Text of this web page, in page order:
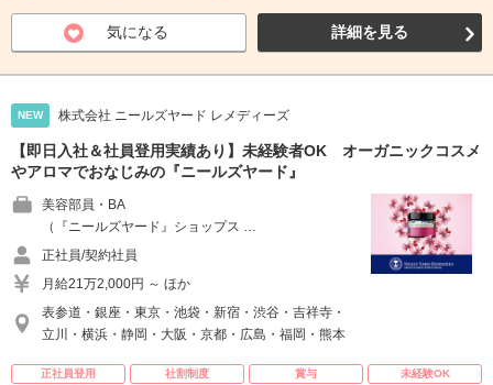
気になる 詳細を見る
NEW 株式会社 ニールズヤード レメディーズ
【即日入社＆社員登用実績あり】未経験者OK オーガニックコスメ
やアロマでおなじみの『ニールズヤード』
美容部員・BA
（『ニールズヤード』ショップス …
正社員/契約社員
月給21万2,000円 ～ ほか
表参道・銀座・東京・池袋・新宿・渋谷・吉祥寺・
立川・横浜・静岡・大阪・京都・広島・福岡・熊本
正社員登用 社割制度 賞与
未経験OK